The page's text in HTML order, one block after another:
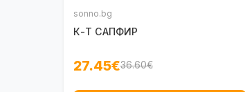
sonno.bg
К-Т САПФИР
27.45€36.60€